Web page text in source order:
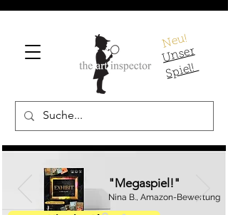
Neu!
U
ns
er
S
pi
el!
"Megaspiel!"
Nina B., Amazon-Bewertung